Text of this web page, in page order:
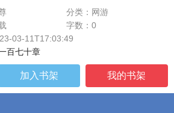
分类：网游
字数：0
03-11T17:03:49
百七十章
加入书架 我的书架